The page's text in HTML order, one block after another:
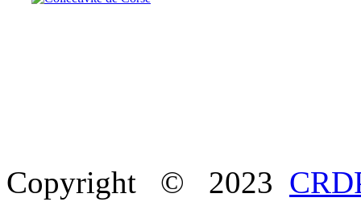
Copyright © 2023